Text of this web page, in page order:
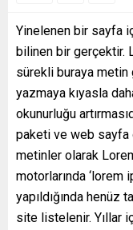
Yinelenen bir sayfa
bilinen bir gerçektir.
sürekli buraya
yazmaya kıyasla
okunurluğu
paketi ve web sayfa
metinler olarak
motorlarında ‘lorem
yapıldığında henüz
site listelenir. Yıllar